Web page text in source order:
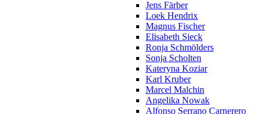
Jens Färber
Loek Hendrix
Magnus Fischer
Elisabeth Sieck
Ronja Schmölders
Sonja Scholten
Kateryna Koziar
Karl Kruber
Marcel Malchin
Angelika Nowak
Alfonso Serrano Carnerero